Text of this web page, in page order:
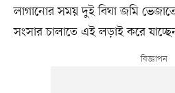
লাগানোর সময় দুই বিঘা জমি
সংসার চালাতে এই লড়াই করে